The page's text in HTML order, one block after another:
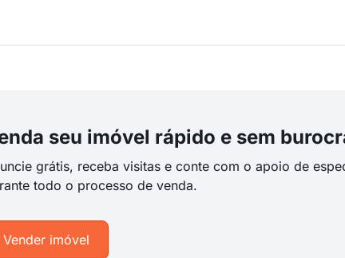
seu imóvel rápido e sem
grátis, receba visitas e conte com o apoio de
todo o processo de venda.
Vender imóvel